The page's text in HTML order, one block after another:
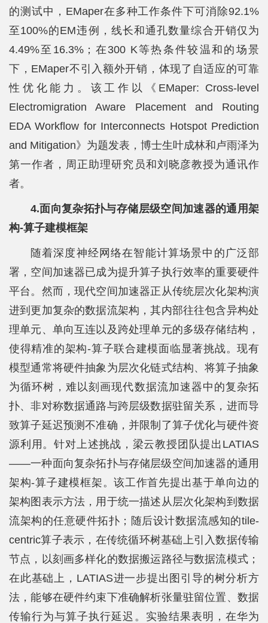
的测试中，EMaper在多种工作条件下可消除92.1%
至100%的EM违例，线长和通孔数量综合开销仅为
4.49%至16.3%；在300 K等热条件较温和的场景
下，EMaper不引入额外开销，体现了自适应的可靠
性优化能力。该工作以《EMaper: Cross-level
Electromigration Aware Placement and Routing
EDA Workflow for Interconnects Hotspot Prediction
and Mitigation》为题发表，博士生叶成林和卢雨泽为
第一作者，周正助理研究员和刘晓彦教授为通讯作
者。
4.面向复杂拓扑与存储层级空间加速器的通用架
构-算子建模框架
随着深度神经网络在智能计算场景中的广泛部
署，空间加速器已成为提升算子执行效率的重要硬件
平台。然而，现代空间加速器正从传统层次化架构演
进到更加复杂的数据流架构，其内部往往包含异构处
理单元、单向互连以及跨处理单元的多级存储结构，
使得精准的架构-算子联合建模面临显著挑战。现有
模型通常将硬件抽象为层次化链式结构、将算子抽象
为循环树，难以刻画现代数据流加速器中的复杂拓
扑、非对称数据通路与跨层级数据驻留关系，进而导
致算子延迟预测不准确，并限制了算子优化与硬件资
源利用。针对上述挑战，梁云教授团队提出LATIAS
——一种面向复杂拓扑与存储层级空间加速器的通用
架构-算子建模框架。该工作首先提出基于单向边的
架构图表示方法，用于统一描述从层次化架构到数据
流架构的任意硬件拓扑；随后设计数据流感知的tile-
centric算子表示，在传统循环树基础上引入数据传输
节点，以刻画多样化的数据搬运路径与数据流模式；
在此基础上，LATIAS进一步提出图引导的树分析方
法，能够在硬件约束下准确解析张量驻留位置、数据
传输行为与算子执行延迟。实验结果表明，在华为